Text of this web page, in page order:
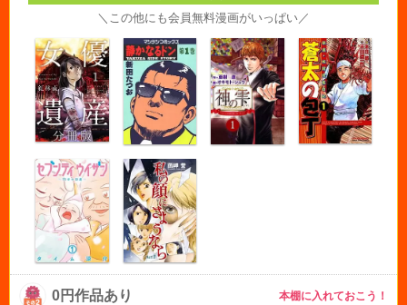
＼この他にも会員無料漫画がいっぱい／
0円作品あり 本棚に入れておこう！